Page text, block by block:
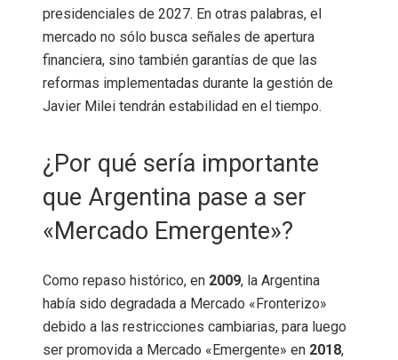
presidenciales de 2027. En otras palabras, el
mercado no sólo busca señales de apertura
financiera, sino también garantías de que las
reformas implementadas durante la gestión de
Javier Milei tendrán estabilidad en el tiempo.
¿Por qué sería importante
que Argentina pase a ser
«Mercado Emergente»?
Como repaso histórico, en 2009, la Argentina
había sido degradada a Mercado «Fronterizo»
debido a las restricciones cambiarias, para luego
ser promovida a Mercado «Emergente» en 2018,